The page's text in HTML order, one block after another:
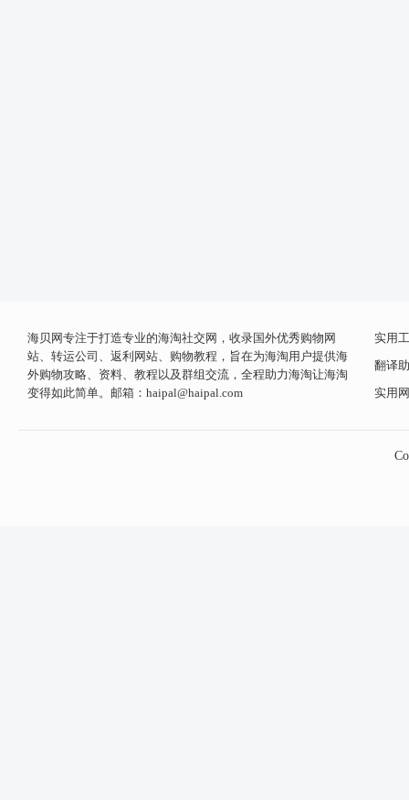
海贝网专注于打造专业的海淘社交网，收录国外优秀购物网
站、转运公司、返利网站、购物教程，旨在为海淘用户提供海
外购物攻略、资料、教程以及群组交流，全程助力海淘让海淘
变得如此简单。邮箱： haipal@haipal.com
实用
翻译
实用